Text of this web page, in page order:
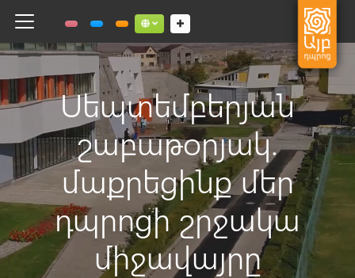
Toggle navigation Social links dropdown button
Սեպտեմբերյան
շաբաթօրյակ.
մաքրեցինք մեր
դպրոցի շրջակա
միջավայրը